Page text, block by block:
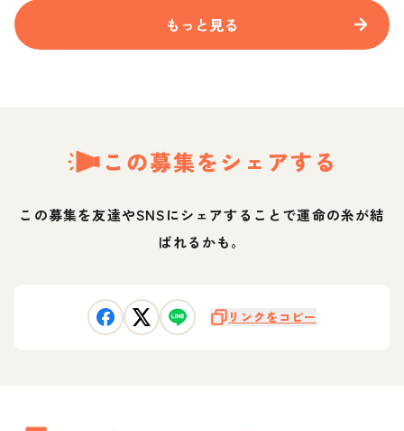
もっと見る
この募集をシェアする
この募集を友達やSNSにシェアすることで運命の糸が結
ばれるかも。
リンクをコピー